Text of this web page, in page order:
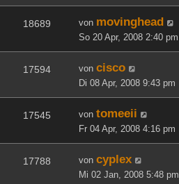
18689 von movinghead
So 20 Apr, 2008 2:40 pm
17594 von cisco
Di 08 Apr, 2008 9:43 pm
17545 von tomeeii
Fr 04 Apr, 2008 4:16 pm
17788 von cyplex
Mi 02 Jan, 2008 5:48 pm